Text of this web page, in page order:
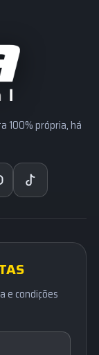
100% própria, há
e condições